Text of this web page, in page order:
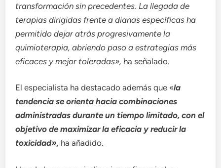
transformación sin precedentes. La llegada de
terapias dirigidas frente a dianas específicas ha
permitido dejar atrás progresivamente la
quimioterapia, abriendo paso a estrategias más
eficaces y mejor toleradas», ha señalado.
El especialista ha destacado además que «la
tendencia se orienta hacia combinaciones
administradas durante un tiempo limitado, con el
objetivo de maximizar la eficacia y reducir la
toxicidad», ha añadido.